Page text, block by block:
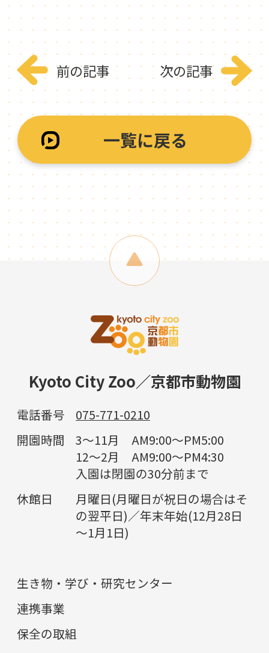
前の記事
一覧に戻る
次の記事
Kyoto City Zoo／京都市動物園
電話番号
075-771-0210
開園時間
3～11月 AM9:00～PM5:00
12～2月 AM9:00～PM4:30
入園は閉園の30分前まで
休館日
月曜日(月曜日が祝日の場合はそ
の翌平日)／年末年始(12月28日
～1月1日)
生き物・学び・研究センター
連携事業
保全の取組